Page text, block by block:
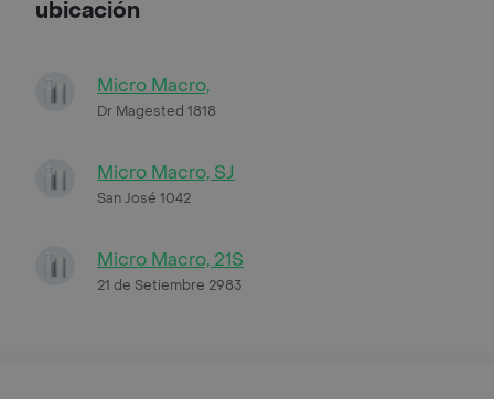
ubicación
Micro Macro,
Dr Magested 1818
Micro Macro, SJ
San José 1042
Micro Macro, 21S
21 de Setiembre 2983